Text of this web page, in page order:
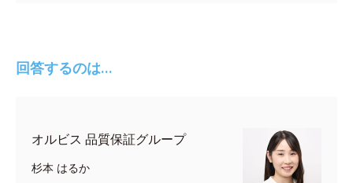
回答するのは…
オルビス 品質保証グループ
杉本 はるか